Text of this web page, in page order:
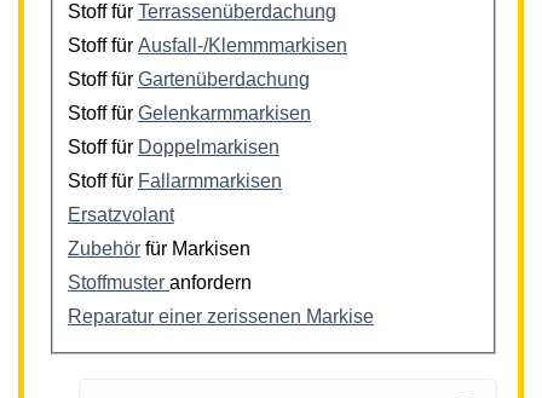
Stoff für Terrassenüberdachung
Stoff für Ausfall-/Klemmmarkisen
Stoff für Gartenüberdachung
Stoff für Gelenkarmmarkisen
Stoff für Doppelmarkisen
Stoff für Fallarmmarkisen
Ersatzvolant
Zubehör für Markisen
Stoffmuster anfordern
Reparatur einer zerissenen Markise